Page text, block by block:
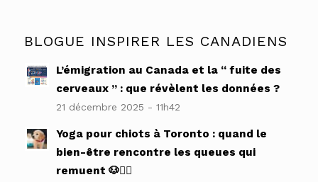
BLOGUE INSPIRER LES CANADIENS
L’émigration au Canada et la “ fuite des
cerveaux ” : que révèlent les données ?
21 décembre 2025 - 11h42
Yoga pour chiots à Toronto : quand le
bien-être rencontre les queues qui
remuent 🐶🧘‍♀️